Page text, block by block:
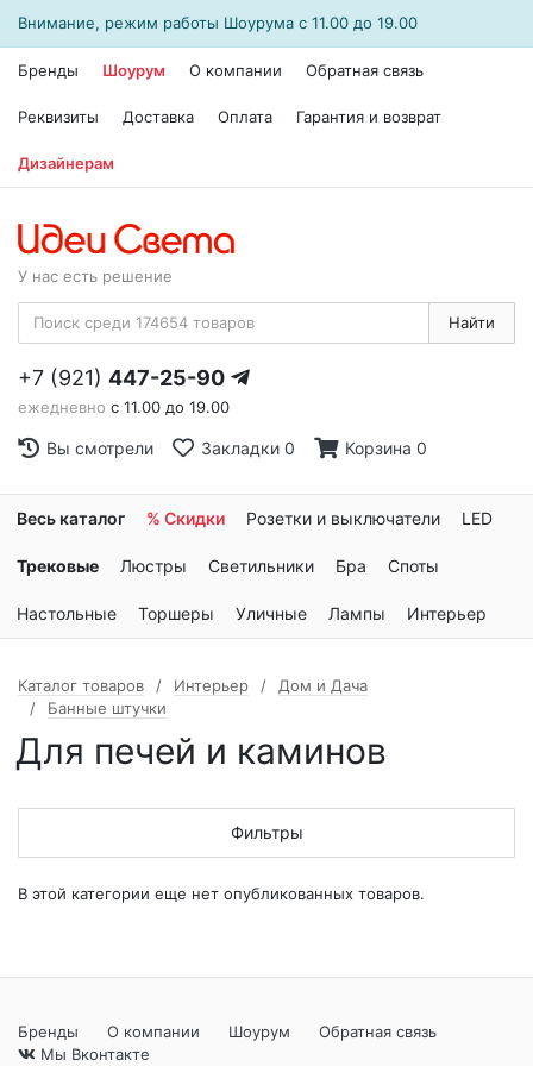
Внимание, режим работы Шоурума с 11.00 до 19.00
Бренды Шоурум О компании Обратная связь
Реквизиты Доставка Оплата Гарантия и возврат
Дизайнерам
У нас есть решение
Найти
+7 (921) 447-25-90
ежедневно с 11.00 до 19.00
Вы смотрели Закладки 0 Корзина 0
Весь каталог % Скидки Розетки и выключатели LED
Трековые Люстры Светильники Бра Споты
Настольные Торшеры Уличные Лампы Интерьер
Каталог товаров Интерьер
Дом и Дача
Банные штучки
Для печей и каминов
Фильтры
В этой категории еще нет опубликованных товаров.
Бренды О компании Шоурум
Обратная связь
Мы Вконтакте